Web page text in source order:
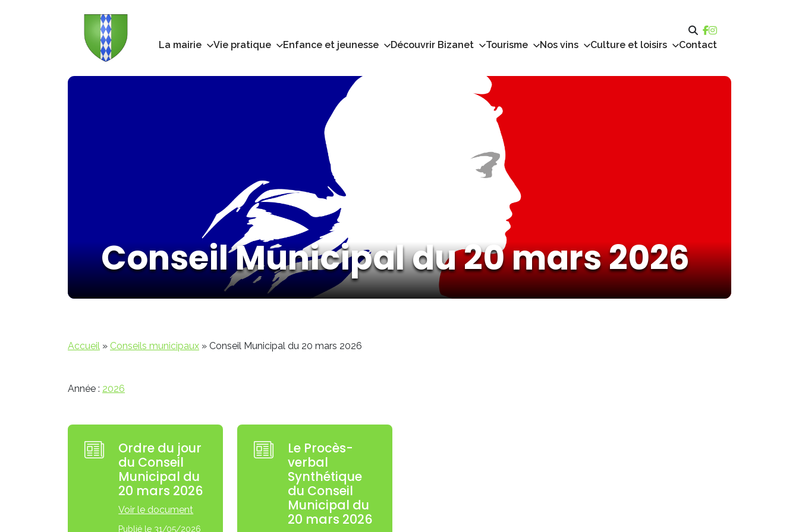
La mairie Vie pratique Enfance et jeunesse Découvrir Bizanet Tourisme Nos vins Culture et loisirs Contact
Conseil Municipal du 20 mars 2026
Accueil » Conseils municipaux » Conseil Municipal du 20 mars 2026
Année : 2026
Ordre du jour
du Conseil
Municipal du
20 mars 2026
Voir le document
Publié le 31/05/2026
Le Procès-
verbal
Synthétique
du Conseil
Municipal du
20 mars 2026